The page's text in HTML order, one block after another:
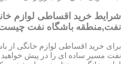
شرایط خرید اقساطی لوازم
نفت,منطقه باشگاه نفت
برای خرید اقساطی لوازم خانگی از
نفت مسیر ساده ای را در پیش خواهید